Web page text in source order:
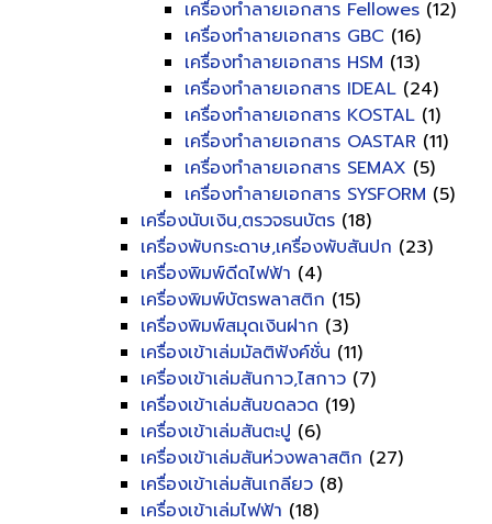
เครื่องทำลายเอกสาร Fellowes (12)
เครื่องทำลายเอกสาร GBC (16)
เครื่องทำลายเอกสาร HSM (13)
เครื่องทำลายเอกสาร IDEAL (24)
เครื่องทำลายเอกสาร KOSTAL (1)
เครื่องทำลายเอกสาร OASTAR (11)
เครื่องทำลายเอกสาร SEMAX (5)
เครื่องทำลายเอกสาร SYSFORM (5)
เครื่องนับเงิน,ตรวจธนบัตร (18)
เครื่องพับกระดาษ,เครื่องพับสันปก (23)
เครื่องพิมพ์ดีดไฟฟ้า (4)
เครื่องพิมพ์บัตรพลาสติก (15)
เครื่องพิมพ์สมุดเงินฝาก (3)
เครื่องเข้าเล่มมัลติฟังค์ชั่น (11)
เครื่องเข้าเล่มสันกาว,ไสกาว (7)
เครื่องเข้าเล่มสันขดลวด (19)
เครื่องเข้าเล่มสันตะปู (6)
เครื่องเข้าเล่มสันห่วงพลาสติก (27)
เครื่องเข้าเล่มสันเกลียว (8)
เครื่องเข้าเล่มไฟฟ้า (18)